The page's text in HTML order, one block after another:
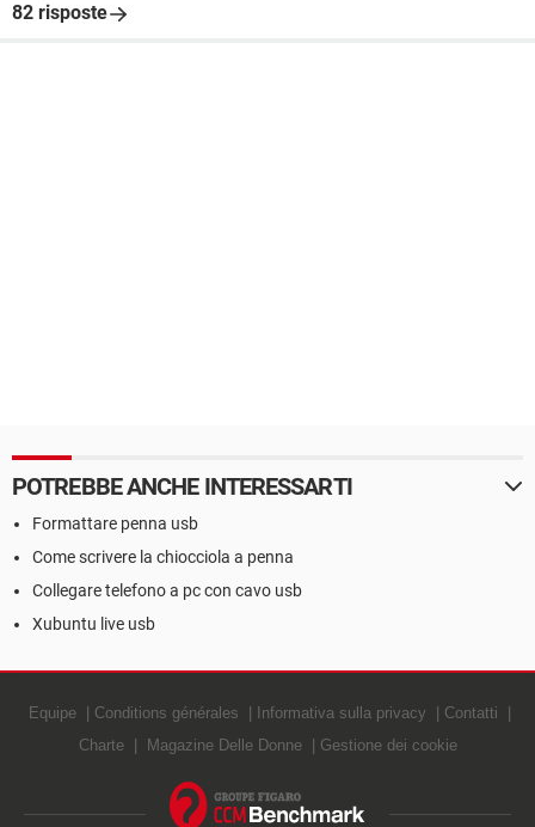
82 risposte
POTREBBE ANCHE INTERESSARTI
Formattare penna usb
Come scrivere la chiocciola a penna
Collegare telefono a pc con cavo usb
Xubuntu live usb
Equipe Conditions générales Informativa sulla privacy
Contatti
Charte
Magazine Delle Donne Gestione dei cookie